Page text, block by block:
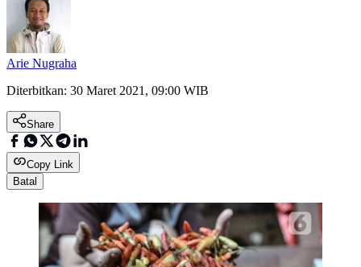
Arie Nugraha
Diterbitkan: 30 Maret 2021, 09:00 WIB
Share
Copy Link
Batal